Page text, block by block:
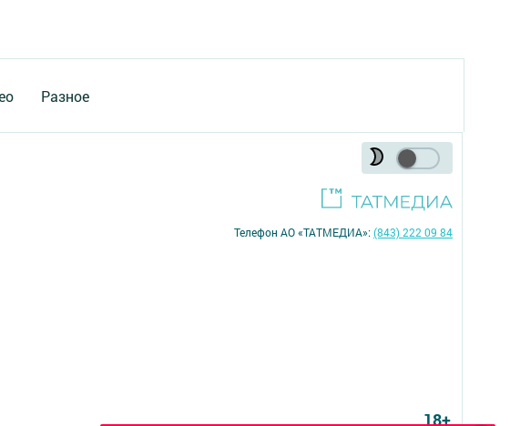
Разное
Телефон АО «ТАТМЕДИА»:(843) 222 09 84
18+